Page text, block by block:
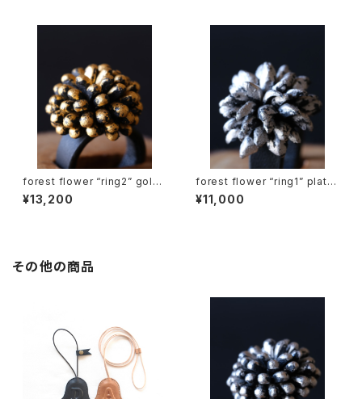
forest flower “ring2” gold l
eaf
¥13,200
forest flower “ring1” platin
um leaf
¥11,000
その他の商品